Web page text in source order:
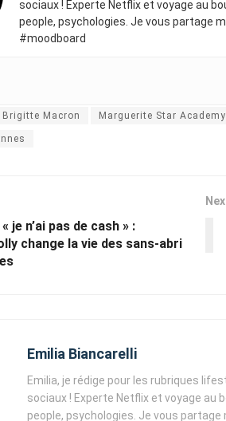
sociaux ! Experte Netflix et voyage au
people, psychologies. Je vous partage
#moodboard
Brigitte Macron Marguerite Star Academy
je n’ai pas de cash » :
change la vie des sans-abri
Emilia Biancarelli
Emilia, je rédige pour les rubriques
sociaux ! Experte Netflix et voyage au
people, psychologies. Je vous